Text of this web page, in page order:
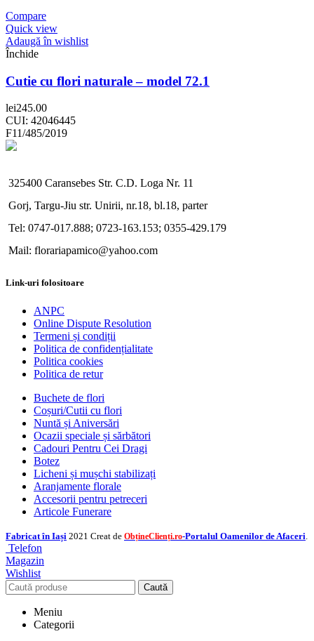
Compare
Quick view
Adaugă în wishlist
Închide
Cutie cu flori naturale – model 72.1
lei245.00
CUI: 42046445
F11/485/2019
325400 Caransebes Str. C.D. Loga Nr. 11
Gorj, Targu-Jiu str. Unirii, nr.18, bl.18, parter
Tel: 0747-017.888; 0723-163.153; 0355-429.179
Mail: florariapamico@yahoo.com
Link-uri folositoare
ANPC
Online Dispute Resolution
Termeni și condiții
Politica de confidențialitate
Politica cookies
Politica de retur
Buchete de flori
Coșuri/Cutii cu flori
Nuntă și Aniversări
Ocazii speciale și sărbători
Cadouri Pentru Cei Dragi
Botez
Licheni și mușchi stabilizați
Aranjamente florale
Accesorii pentru petreceri
Articole Funerare
Fabricat în Iași 2021 Creat de ObțineClienți.ro-Portalul Oamenilor de Afaceri
Telefon
Magazin
Wishlist
Caută
Meniu
Categorii